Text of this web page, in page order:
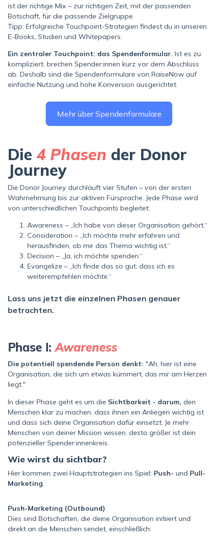
ist der richtige Mix – zur richtigen Zeit, mit der passenden
Botschaft, für die passende Zielgruppe.
Tipp: Erfolgreiche Touchpoint-Strategien findest du in unseren
E-Books, Studien und Whitepapers.
Ein zentraler Touchpoint: das Spendenformular. Ist es zu
kompliziert, brechen Spender:innen kurz vor dem Abschluss
ab. Deshalb sind die Spendenformulare von RaiseNow auf
einfache Nutzung und hohe Konversion ausgerichtet.
Mehr über Spendenformulare
Die 4 Phasen der Donor
Journey
Die Donor Journey durchläuft vier Stufen – von der ersten
Wahrnehmung bis zur aktiven Fürsprache. Jede Phase wird
von unterschiedlichen Touchpoints begleitet:
Awareness – „Ich habe von dieser Organisation gehört.“
Consideration – „Ich möchte mehr erfahren und
herausfinden, ob mir das Thema wichtig ist.“
Decision – „Ja, ich möchte spenden.“
Evangelize – „Ich finde das so gut, dass ich es
weiterempfehlen möchte.“
Lass uns jetzt die einzelnen Phasen genauer
betrachten.
Phase I:Awareness
Die potentiell spendende Person denkt: "Ah, hier ist eine
Organisation, die sich um etwas kümmert, das mir am Herzen
liegt."
In dieser Phase geht es um die Sichtbarkeit - darum, den
Menschen klar zu machen, dass ihnen ein Anliegen wichtig ist
und dass sich deine Organisation dafür einsetzt. Je mehr
Menschen von deiner Mission wissen, desto größer ist dein
potenzieller Spender:innenkreis.
Wie wirst du sichtbar?
Hier kommen zwei Hauptstrategien ins Spiel: Push- und Pull-
Marketing.
Push-Marketing (Outbound)
Dies sind Botschaften, die deine Organisation initiiert und
direkt an die Menschen sendet, einschließlich: